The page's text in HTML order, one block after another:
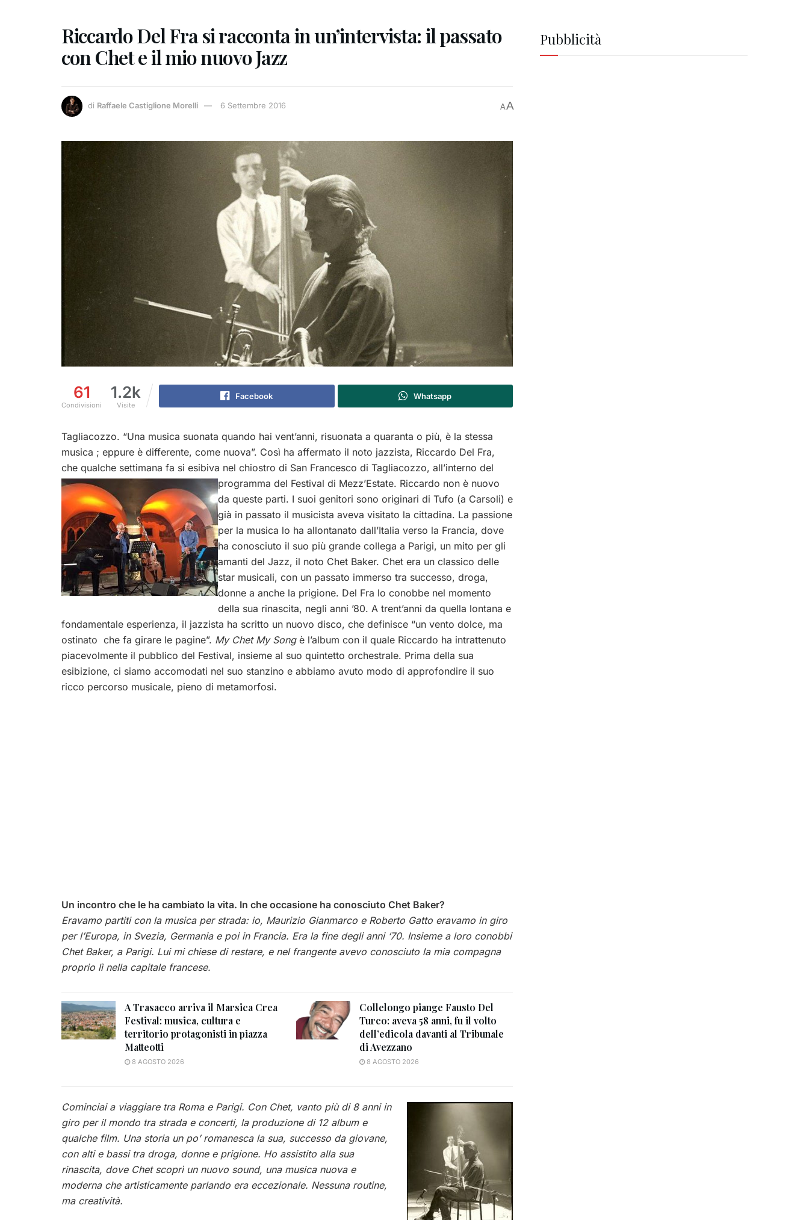
Riccardo Del Fra si racconta in un’intervista: il passato
con Chet e il mio nuovo Jazz
di Raffaele Castiglione Morelli 6 Settembre 2016 AA
61
Condivisioni
1.2k
Visite
Facebook Whatsapp
Tagliacozzo. “Una musica suonata quando hai vent’anni, risuonata a quaranta o più, è la stessa
musica ; eppure è differente, come nuova”. Così ha affermato il noto jazzista, Riccardo Del Fra,
che qualche settimana fa si esibiva nel chiostro di San Francesco di Tagliacozzo, all’interno del
programma del Festival di Mezz’Estate. Riccardo non è nuovo
da queste parti. I suoi genitori sono originari di Tufo (a Carsoli) e
già in passato il musicista aveva visitato la cittadina. La passione
per la musica lo ha allontanato dall’Italia verso la Francia, dove
ha conosciuto il suo più grande collega a Parigi, un mito per gli
amanti del Jazz, il noto Chet Baker. Chet era un classico delle
star musicali, con un passato immerso tra successo, droga,
donne a anche la prigione. Del Fra lo conobbe nel momento
della sua rinascita, negli anni ’80. A trent’anni da quella lontana e
fondamentale esperienza, il jazzista ha scritto un nuovo disco, che definisce “un vento dolce, ma
ostinato che fa girare le pagine”. My Chet My Song è l’album con il quale Riccardo ha intrattenuto
piacevolmente il pubblico del Festival, insieme al suo quintetto orchestrale. Prima della sua
esibizione, ci siamo accomodati nel suo stanzino e abbiamo avuto modo di approfondire il suo
ricco percorso musicale, pieno di metamorfosi.
Un incontro che le ha cambiato la vita. In che occasione ha conosciuto Chet Baker?
Eravamo partiti con la musica per strada: io, Maurizio Gianmarco e Roberto Gatto eravamo in giro
per l’Europa, in Svezia, Germania e poi in Francia. Era la fine degli anni ‘70. Insieme a loro conobbi
Chet Baker, a Parigi. Lui mi chiese di restare, e nel frangente avevo conosciuto la mia compagna
proprio lì nella capitale francese.
A Trasacco arriva il Marsica Crea
Festival: musica, cultura e
territorio protagonisti in piazza
Matteotti
8 AGOSTO 2026
Collelongo piange Fausto Del
Turco: aveva 58 anni, fu il volto
dell’edicola davanti al Tribunale
di Avezzano
8 AGOSTO 2026
Cominciai a viaggiare tra Roma e Parigi. Con Chet, vanto più di 8 anni in
giro per il mondo tra strada e concerti, la produzione di 12 album e
qualche film. Una storia un po’ romanesca la sua, successo da giovane,
con alti e bassi tra droga, donne e prigione. Ho assistito alla sua
rinascita, dove Chet scoprì un nuovo sound, una musica nuova e
moderna che artisticamente parlando era eccezionale. Nessuna routine,
ma creatività.
Pubblicità